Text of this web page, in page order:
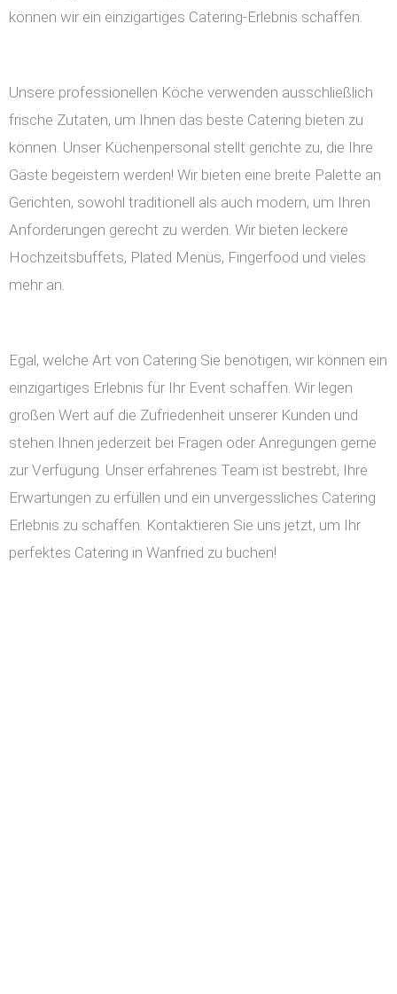
können wir ein einzigartiges Catering-Erlebnis schaffen.
Unsere professionellen Köche verwenden ausschließlich
frische Zutaten, um Ihnen das beste Catering bieten zu
können. Unser Küchenpersonal stellt gerichte zu, die Ihre
Gäste begeistern werden! Wir bieten eine breite Palette an
Gerichten, sowohl traditionell als auch modern, um Ihren
Anforderungen gerecht zu werden. Wir bieten leckere
Hochzeitsbuffets, Plated Menüs, Fingerfood und vieles
mehr an.
Egal, welche Art von Catering Sie benötigen, wir können ein
einzigartiges Erlebnis für Ihr Event schaffen. Wir legen
großen Wert auf die Zufriedenheit unserer Kunden und
stehen Ihnen jederzeit bei Fragen oder Anregungen gerne
zur Verfügung. Unser erfahrenes Team ist bestrebt, Ihre
Erwartungen zu erfüllen und ein unvergessliches Catering
Erlebnis zu schaffen. Kontaktieren Sie uns jetzt, um Ihr
perfektes Catering in Wanfried zu buchen!